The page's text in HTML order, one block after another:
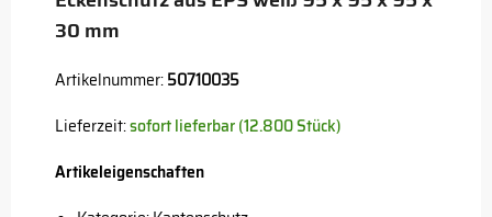
30 mm
Artikelnummer:50710035
Lieferzeit:sofort lieferbar (12.800 Stück)
Artikeleigenschaften